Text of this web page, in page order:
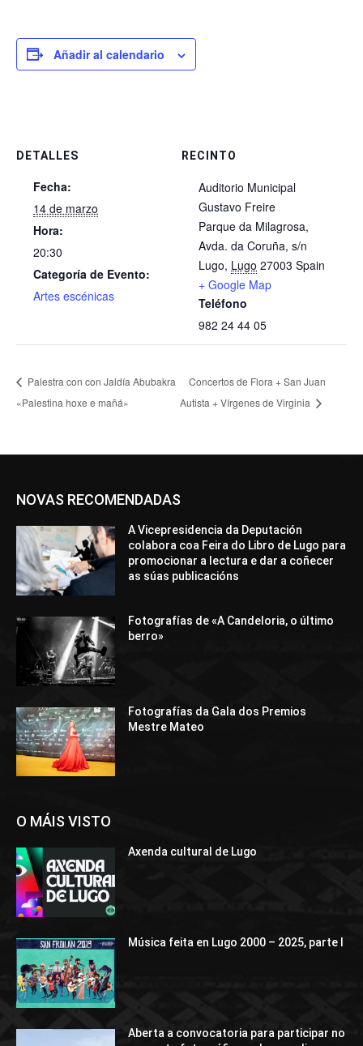
Añadir al calendario
DETALLES
Fecha:
14 de marzo
Hora:
20:30
Categoría de Evento:
Artes escénicas
RECINTO
​Auditorio Municipal
Gustavo Freire
Parque da Milagrosa,
Avda. da Coruña, s/n
Lugo, Lugo 27003 Spain
+ Google Map
Teléfono
982 24 44 05
Palestra con con Jaldía Abubakra
«Palestina hoxe e mañá»
Concertos de Flora + San Juan
Autista + Vírgenes de Virginia
NOVAS RECOMENDADAS
A Vicepresidencia da Deputación
colabora coa Feira do Libro de Lugo para
promocionar a lectura e dar a coñecer
as súas publicacións
Fotografías de «A Candeloria, o último
berro»
Fotografías da Gala dos Premios
Mestre Mateo
O MÁIS VISTO
Axenda cultural de Lugo
Música feita en Lugo 2000 – 2025, parte I
Aberta a convocatoria para participar no